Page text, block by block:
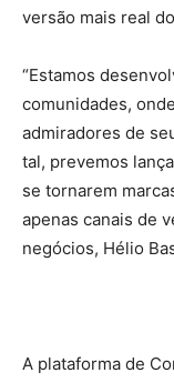
versão mais real
“Estamos
comunidades,
admiradores de
tal, prevemos
se tornarem
apenas canais de
negócios, Hélio
A plataforma de